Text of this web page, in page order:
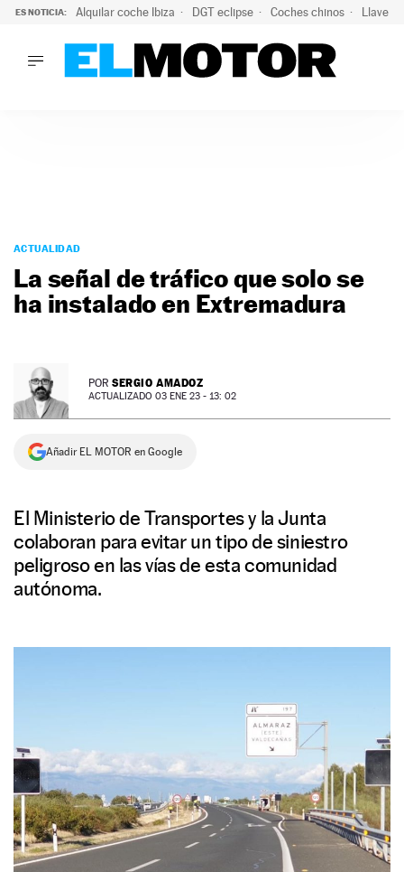
ES NOTICIA: Alquilar coche Ibiza DGT eclipse Coches chinos Llaves
PODCAST
MOTOS
TECNOLOGÍA
PREMIOS
SERVICIOS
ACTUALIDAD
La señal de tráfico que solo se
ha instalado en Extremadura
POR SERGIO AMADOZ
ACTUALIZADO 03 ENE 23 - 13: 02
Añadir EL MOTOR en Google
El Ministerio de Transportes y la Junta
colaboran para evitar un tipo de siniestro
peligroso en las vías de esta comunidad
autónoma.